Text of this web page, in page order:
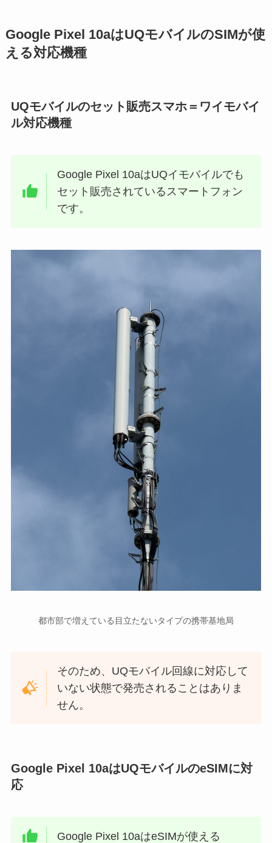
Google Pixel 10aはUQモバイルのSIMが使
える対応機種
UQモバイルのセット販売スマホ＝ワイモバイ
ル対応機種
Google Pixel 10aはUQイモバイルでも
セット販売されているスマートフォン
です。
都市部で増えている目立たないタイプの携帯基地局
そのため、UQモバイル回線に対応して
いない状態で発売されることはありま
せん。
Google Pixel 10aはUQモバイルのeSIMに対
応
Google Pixel 10aはeSIMが使える